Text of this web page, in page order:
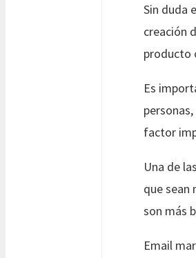
Sin duda
creación
producto
Es
factor
Una de
que sean
son más
Email